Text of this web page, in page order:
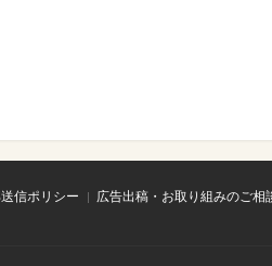
信ポリシー
広告出稿・お取り組みのご